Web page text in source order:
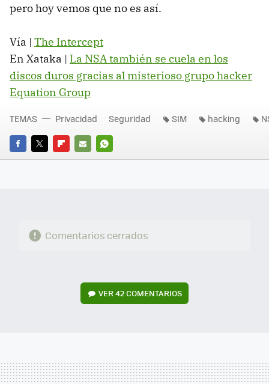
pero hoy vemos que no es así.
Vía | The Intercept
En Xataka | La NSA también se cuela en los
discos duros gracias al misterioso grupo hacker
Equation Group
FACEBOOK
TWITTERFLIPBOARD
E-
WHATSAPP
TEMAS Privacidad Seguridad SIM hacking
Comentarios cerrados
VER42 COMENTARIOS